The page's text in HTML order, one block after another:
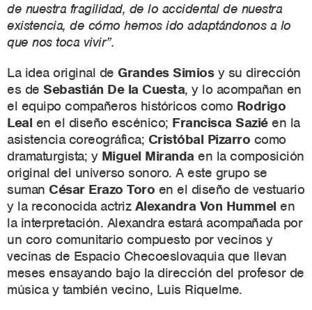
de nuestra fragilidad, de lo accidental de nuestra
existencia, de cómo hemos ido adaptándonos a lo
que nos toca vivir”.
La idea original de Grandes Simiosy su dirección
es de Sebastián De la Cuesta, y lo acompañan en
el equipo compañeros históricos como Rodrigo
Leal en el diseño escénico; Francisca Saziéen la
asistencia coreográfica; Cristóbal Pizarro como
dramaturgista; y Miguel Miranda en la composición
original del universo sonoro. A este grupo se
suman César Erazo Toro en el diseño de vestuario
y la reconocida actriz Alexandra Von Hummel en
la interpretación. Alexandra estará acompañada por
un coro comunitario compuesto por vecinos y
vecinas de Espacio Checoeslovaquia que llevan
meses ensayando bajo la dirección del profesor de
música y también vecino, Luis Riquelme.